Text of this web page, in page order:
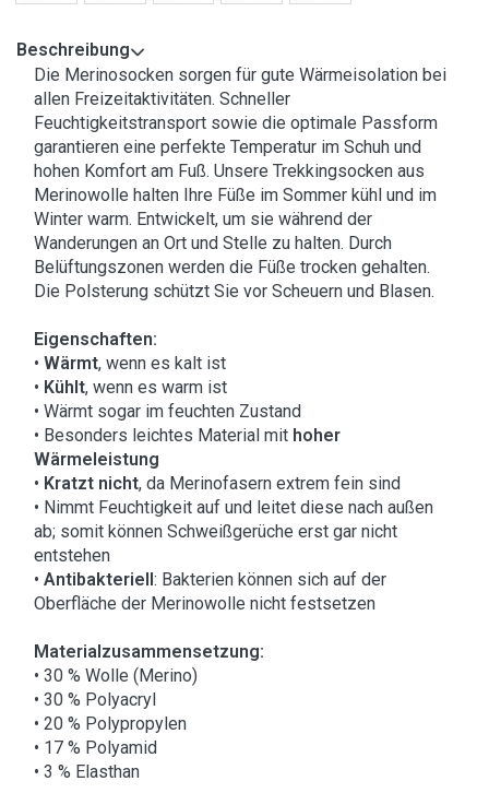
Beschreibung
Die Merinosocken sorgen für gute Wärmeisolation bei
allen Freizeitaktivitäten. Schneller
Feuchtigkeitstransport sowie die optimale Passform
garantieren eine perfekte Temperatur im Schuh und
hohen Komfort am Fuß. Unsere Trekkingsocken aus
Merinowolle halten Ihre Füße im Sommer kühl und im
Winter warm. Entwickelt, um sie während der
Wanderungen an Ort und Stelle zu halten. Durch
Belüftungszonen werden die Füße trocken gehalten.
Die Polsterung schützt Sie vor Scheuern und Blasen.
Eigenschaften:
• Wärmt, wenn es kalt ist
• Kühlt, wenn es warm ist
• Wärmt sogar im feuchten Zustand
• Besonders leichtes Material mit hoher
Wärmeleistung
• Kratzt nicht, da Merinofasern extrem fein sind
• Nimmt Feuchtigkeit auf und leitet diese nach außen
ab; somit können Schweißgerüche erst gar nicht
entstehen
• Antibakteriell: Bakterien können sich auf der
Oberfläche der Merinowolle nicht festsetzen
Materialzusammensetzung:
• 30 % Wolle (Merino)
• 30 % Polyacryl
• 20 % Polypropylen
• 17 % Polyamid
• 3 % Elasthan